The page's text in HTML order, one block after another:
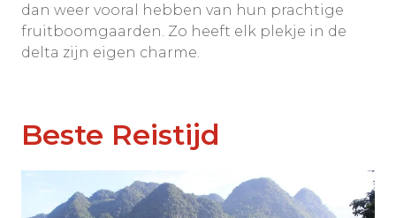
dan weer vooral hebben van hun prachtige
fruitboomgaarden. Zo heeft elk plekje in de
delta zijn eigen charme.
Beste Reistijd